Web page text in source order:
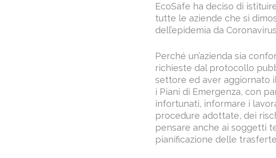
EcoSafe ha deciso di
tutte le aziende che si
dell’epidemia da
Perché un’azienda sia
richieste dal protocollo
settore ed aver aggiornato
i Piani di Emergenza, con
infortunati, informare i
procedure adottate, dei
pensare anche ai soggetti
pianificazione delle